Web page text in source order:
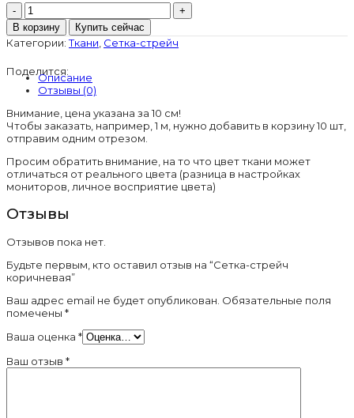
Количество
товара
Сетка-
стрейч
В корзину Купить сейчас
Категории: Ткани Сетка-стрейч
Поделится:
Описание
Отзывы (0)
Внимание, цена указана за 10 см!
Чтобы заказать, например, 1 м, нужно добавить в корзину 10 шт,
отправим одним отрезом.
Просим обратить внимание, на то что цвет ткани может
отличаться от реального цвета (разница в настройках
мониторов, личное восприятие цвета)
Отзывы
Отзывов пока нет.
Будьте первым, кто оставил отзыв на “Сетка-стрейч
коричневая”
Ваш адрес email не будет опубликован. Обязательные поля
помечены *
Ваша оценка *
Ваш отзыв *